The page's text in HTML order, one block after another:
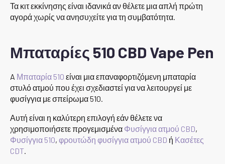
Τα κιτ εκκίνησης είναι ιδανικά αν θέλετε μια απλή πρώτη
αγορά χωρίς να ανησυχείτε για τη συμβατότητα.
Μπαταρίες 510 CBD Vape Pen
A Μπαταρία 510 είναι μια επαναφορτιζόμενη μπαταρία
στυλό ατμού που έχει σχεδιαστεί για να λειτουργεί με
φυσίγγια με σπείρωμα 510.
Αυτή είναι η καλύτερη επιλογή εάν θέλετε να
χρησιμοποιήσετε προγεμισμένα Φυσίγγια ατμού CBD,
Φυσίγγια 510, φρουτώδη φυσίγγια ατμού CBD ή Κασέτες
CDT.